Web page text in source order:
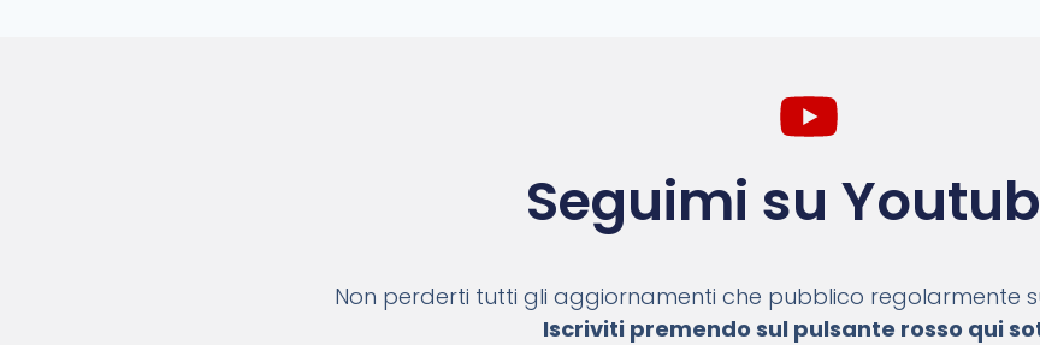
Seguimi su
Non perderti tutti gli aggiornamenti che pubblico regolarmente
Iscriviti premendo sul pulsante rosso qui